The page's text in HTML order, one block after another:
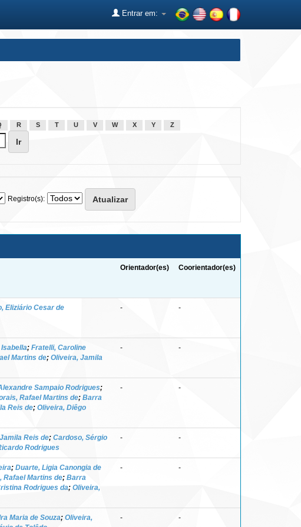
Entrar em:
R S T U V W X Y Z
Registro(s):
Orientador(es) Coorientador(es)
Eliziário Cesar de
- -
; Fratelli, Caroline
Martins de; Oliveira, Jamila
- -
Sampaio Rodrigues;
Rafael Martins de; Barra
Reis de; Oliveira, Diêgo
- -
Reis de; Cardoso, Sérgio
Rodrigues
- -
; Duarte, Ligia Canongia de
Rafael Martins de; Barra
Rodrigues da; Oliveira,
- -
Maria de Souza; Oliveira,
- -